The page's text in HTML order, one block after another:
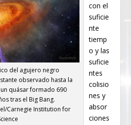
del agujero negro
observado hasta la
quásar formado 690
tras el Big Bang.
Carnegie Institution for
con el
suficie
nte
tiemp
o y las
suficie
ntes
colisio
nes y
absor
ciones